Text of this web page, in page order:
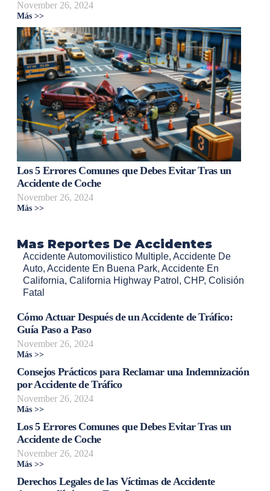
November 26, 2024
Más >>
Los 5 Errores Comunes que Debes Evitar Tras un
Accidente de Coche
November 26, 2024
Más >>
Mas Reportes De Accidentes
Accidente Automovilistico Multiple, Accidente De
Auto, Accidente En Buena Park, Accidente En
California, California Highway Patrol , CHP, Colisión
Fatal
Cómo Actuar Después de un Accidente de Tráfico:
Guía Paso a Paso
November 26, 2024
Más >>
Consejos Prácticos para Reclamar una Indemnización
por Accidente de Tráfico
November 26, 2024
Más >>
Los 5 Errores Comunes que Debes Evitar Tras un
Accidente de Coche
November 26, 2024
Más >>
Derechos Legales de las Víctimas de Accidente